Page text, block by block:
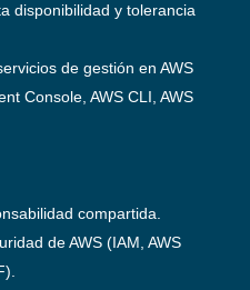
disponibilidad y tolerancia
de gestión en AWS
Console, AWS CLI, AWS
compartida.
de AWS (IAM, AWS